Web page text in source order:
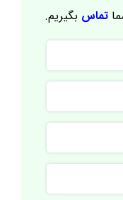
تماس بگیریم.